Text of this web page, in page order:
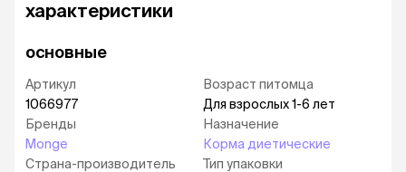
характеристики
основные
Артикул
1066977
Бренды
Monge
Страна-производитель
Возраст питомца
Для взрослых 1-6 лет
Назначение
Корма диетические
Тип упаковки